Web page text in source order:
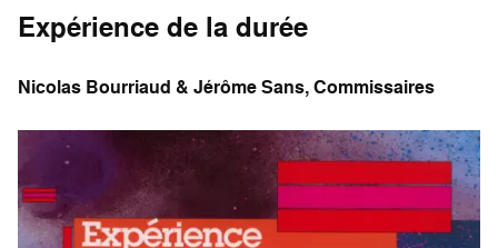
Expérience de la durée
Nicolas Bourriaud & Jérôme Sans, Commissaires